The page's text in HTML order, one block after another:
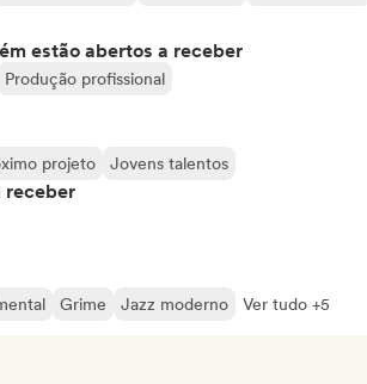
estão abertos a receber
Produção profissional
projeto Jovens talentos
receber
Grime Jazz moderno Ver tudo +5